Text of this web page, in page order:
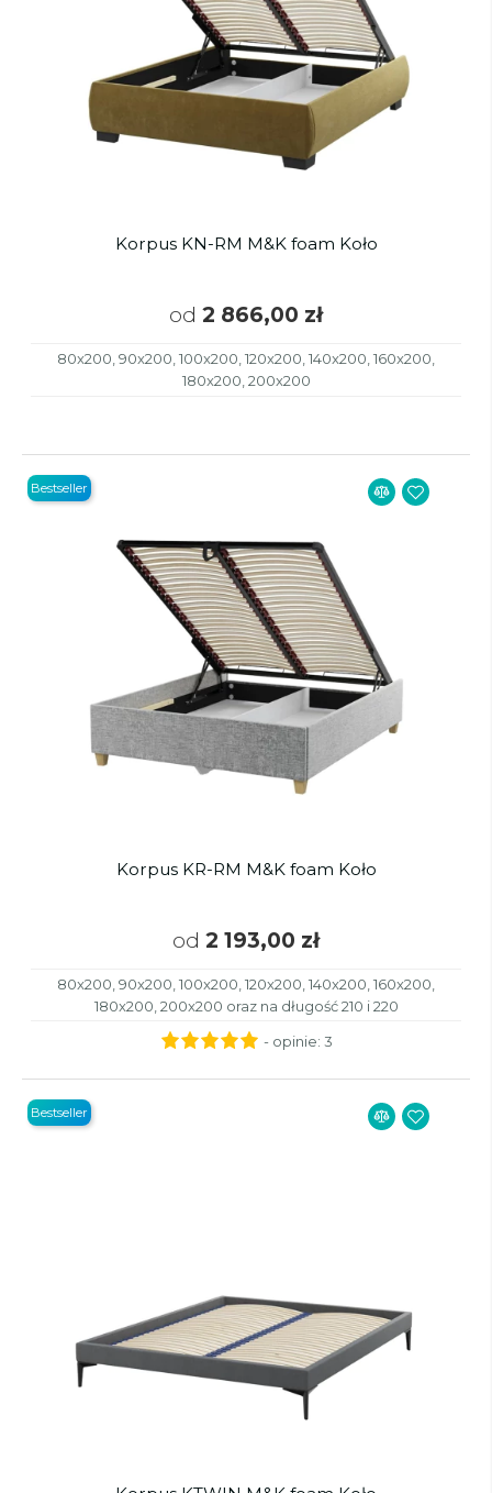
Korpus KN-RM M&K foam Koło
od 2 866,00 zł
80x200, 90x200, 100x200, 120x200, 140x200, 160x200,
180x200, 200x200
Korpus KR-RM M&K foam Koło
od 2 193,00 zł
80x200, 90x200, 100x200, 120x200, 140x200, 160x200,
180x200, 200x200 oraz na długość 210 i 220
Bestseller
- opinie: 3
Bestseller